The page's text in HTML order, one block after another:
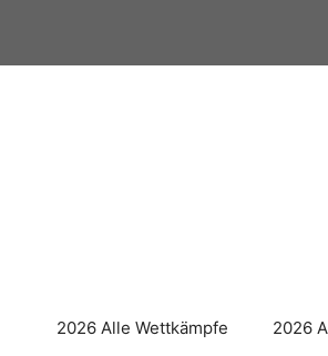
springen
2026 Alle Wettkämpfe 2026